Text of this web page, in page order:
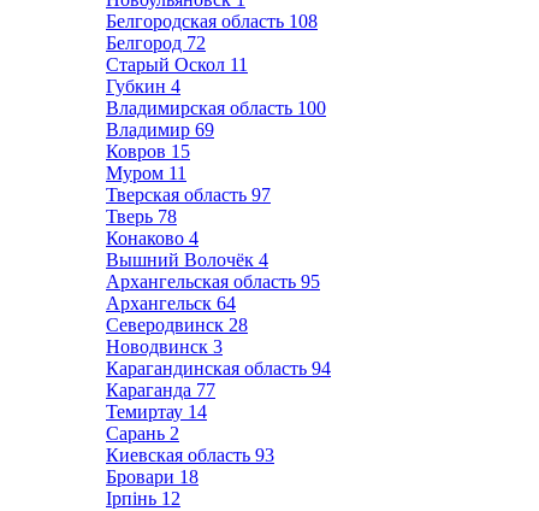
Белгородская область 108
Белгород 72
Старый Оскол 11
Губкин 4
Владимирская область 100
Владимир 69
Ковров 15
Муром 11
Тверская область 97
Тверь 78
Конаково 4
Вышний Волочёк 4
Архангельская область 95
Архангельск 64
Северодвинск 28
Новодвинск 3
Карагандинская область 94
Караганда 77
Темиртау 14
Сарань 2
Киевская область 93
Бровари 18
Ірпінь 12